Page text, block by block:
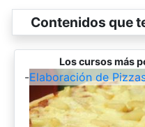
Contenidos que
Los cursos más
-Elaboración de